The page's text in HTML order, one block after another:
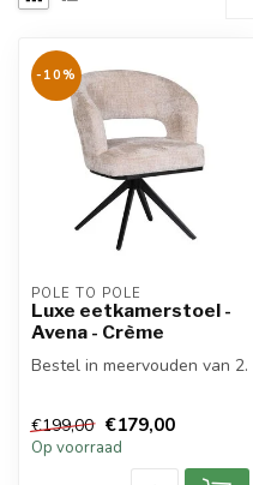
-10%
POLE TO POLE
Luxe eetkamerstoel -
Avena - Crème
Bestel in meervouden van 2.
€199,00 €179,00
Op voorraad